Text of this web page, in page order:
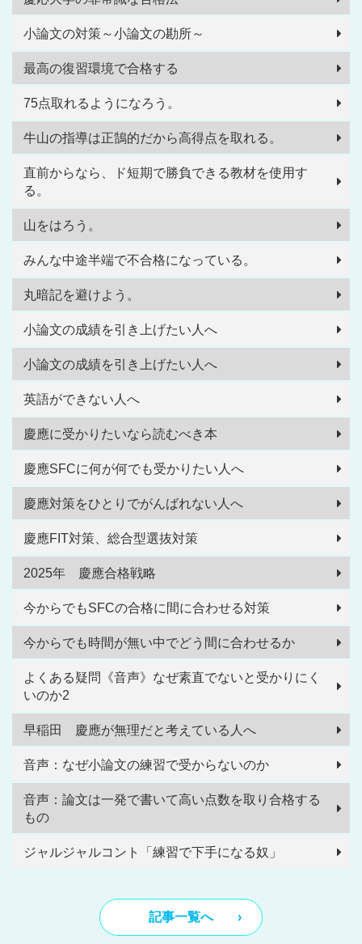
小論文の対策～小論文の勘所～
最高の復習環境で合格する
75点取れるようになろう。
牛山の指導は正鵠的だから高得点を取れる。
直前からなら、ド短期で勝負できる教材を使用す
る。
山をはろう。
みんな中途半端で不合格になっている。
丸暗記を避けよう。
小論文の成績を引き上げたい人へ
小論文の成績を引き上げたい人へ
英語ができない人へ
慶應に受かりたいなら読むべき本
慶應SFCに何が何でも受かりたい人へ
慶應対策をひとりでがんばれない人へ
慶應FIT対策、総合型選抜対策
2025年 慶應合格戦略
今からでもSFCの合格に間に合わせる対策
今からでも時間が無い中でどう間に合わせるか
よくある疑問《音声》なぜ素直でないと受かりにく
いのか2
早稲田 慶應が無理だと考えている人へ
音声：なぜ小論文の練習で受からないのか
音声：論文は一発で書いて高い点数を取り合格する
もの
ジャルジャルコント「練習で下手になる奴」
記事一覧へ